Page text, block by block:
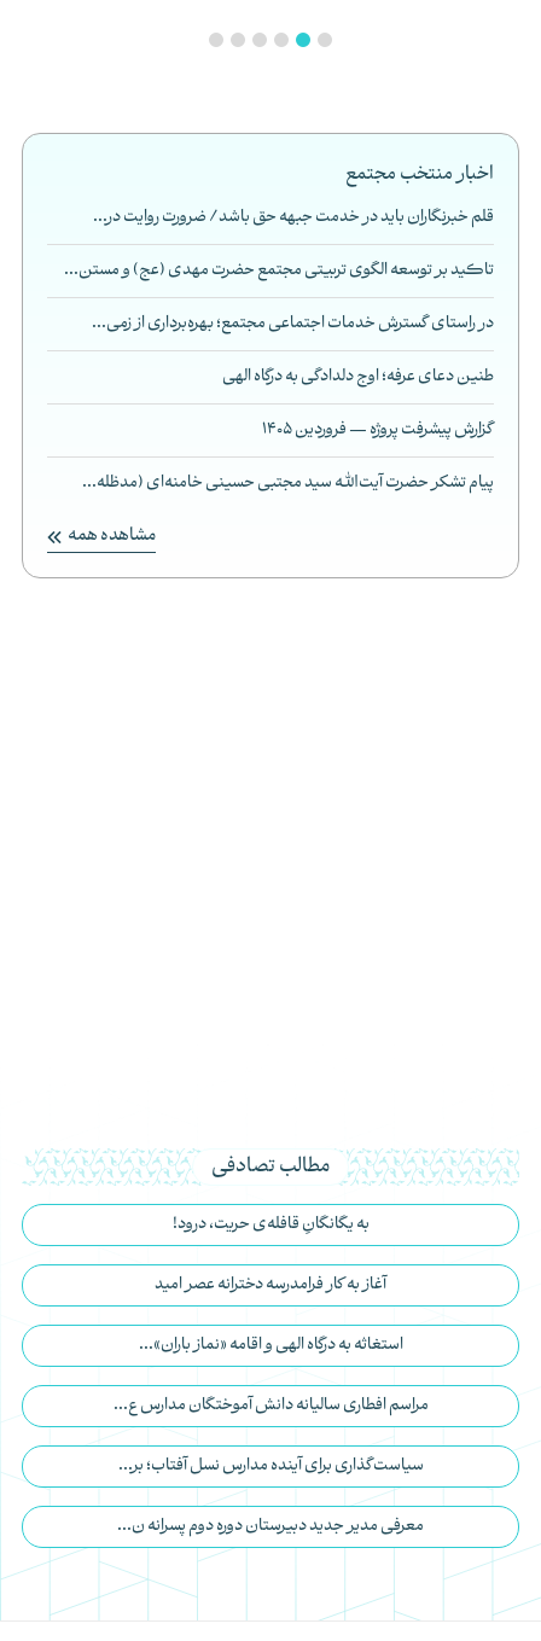
اخبار منتخب مجتمع
قلم خبرنگاران باید در خدمت جبهه حق باشد/ ضرورت روایت در...
تاکید بر توسعه الگوی تربیتی مجتمع حضرت مهدی (عج) و مستن...
در راستای گسترش خدمات اجتماعی مجتمع؛ بهره‌برداری از زمی...
طنین دعای عرفه؛ اوج دلدادگی به درگاه الهی
گزارش پیشرفت پروژه — فروردین 1405
پیام تشکر حضرت آیت‌الله سید مجتبی حسینی خامنه‌ای (مدظله...
مشاهده همه
مطالب تصادفی
به یگانگانِ قافله‌ی حریت، درود!
آغاز به کار فرامدرسه دخترانه عصر امید
استغاثه به درگاه الهی و اقامه «نماز باران»...
مراسم افطاری سالیانه دانش آموختگان مدارس ع...